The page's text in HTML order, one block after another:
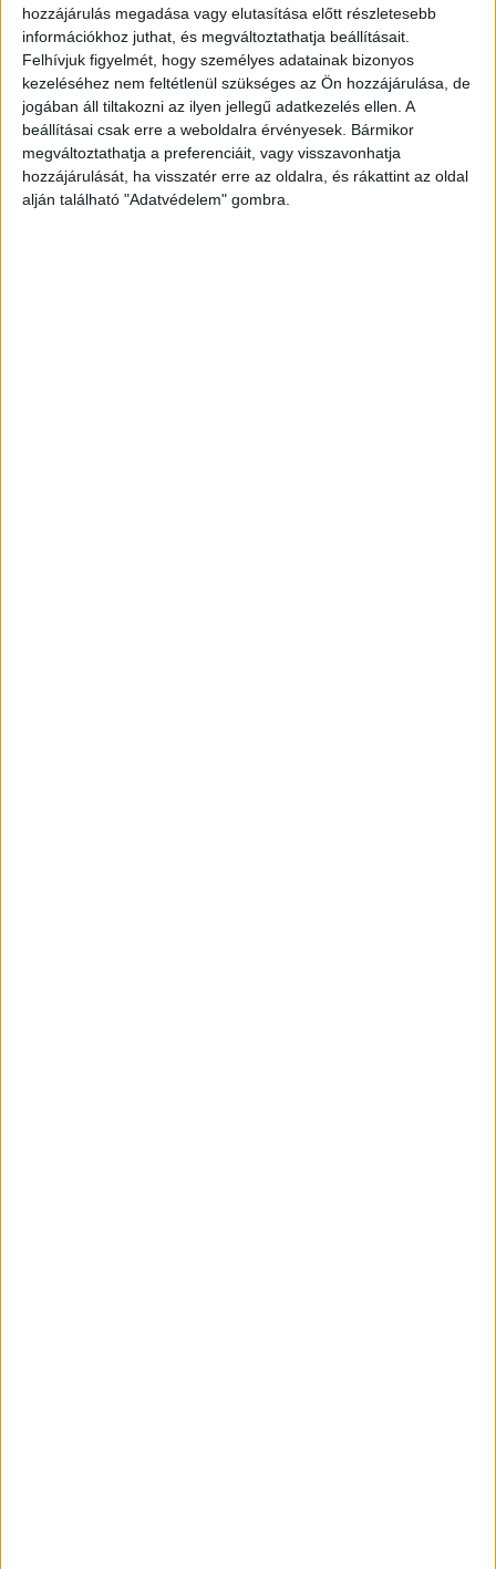
hozzájárulás megadása vagy elutasítása előtt részletesebb
információkhoz juthat, és megváltoztathatja beállításait.
Felhívjuk figyelmét, hogy személyes adatainak bizonyos
kezeléséhez nem feltétlenül szükséges az Ön hozzájárulása, de
jogában áll tiltakozni az ilyen jellegű adatkezelés ellen. A
beállításai csak erre a weboldalra érvényesek. Bármikor
megváltoztathatja a preferenciáit, vagy visszavonhatja
hozzájárulását, ha visszatér erre az oldalra, és rákattint az oldal
alján található "Adatvédelem" gombra.